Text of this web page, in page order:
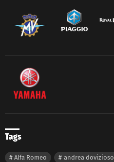
Tags
Alfa Romeo andrea dovizioso